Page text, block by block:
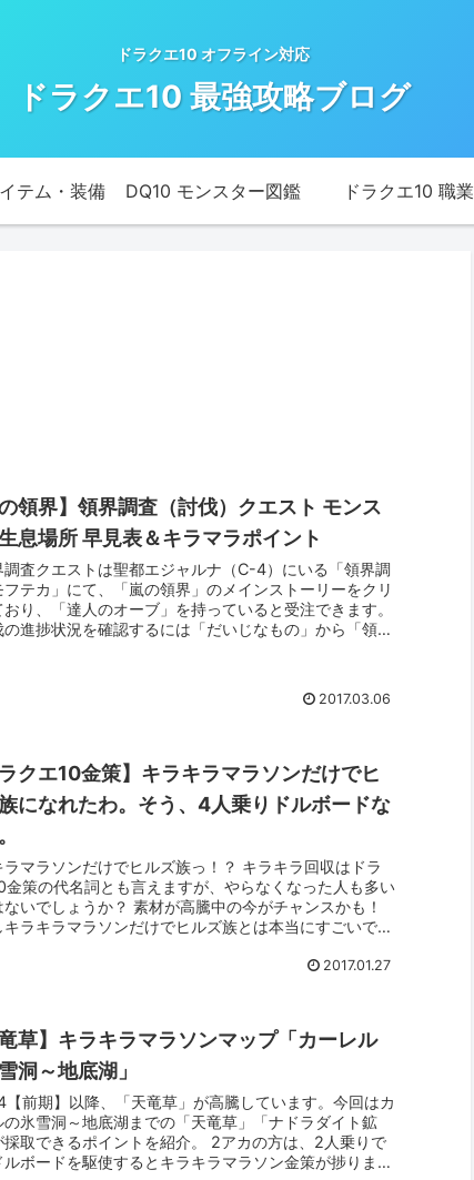
ドラクエ10 オフライン対応
ドラクエ10 最強攻略ブログ
テム・装備 DQ10 モンスター図鑑 ドラクエ10 職業
の領界】領界調査（討伐）クエスト モンス
息場所 早見表＆キラマラポイント
調査クエストは聖都エジャルナ（C-4）にいる「領界調
フテカ」にて、「嵐の領界」のメインストーリーをクリ
おり、「達人のオーブ」を持っていると受注できます。
の進捗状況を確認するには「だいじなもの」から「領界
2017.03.06
ラクエ10金策】キラキラマラソンだけでヒ
になれたわ。そう、4人乗りドルボードな
ラマラソンだけでヒルズ族っ！？ キラキラ回収はドラ
金策の代名詞とも言えますが、やらなくなった人も多い
いでしょうか？ 素材が高騰中の今がチャンスかも！
キラキラマラソンだけでヒルズ族とは本当にすごいで
2017.01.27
竜草】キラキラマラソンマップ「カーレル
洞～地底湖」
前期】以降、「天竜草」が高騰しています。今回はカ
の氷雪洞～地底湖までの「天竜草」「ナドラダイト鉱
採取できるポイントを紹介。 2アカの方は、2人乗りで
ルボードを駆使するとキラキラマラソン金策が捗ります